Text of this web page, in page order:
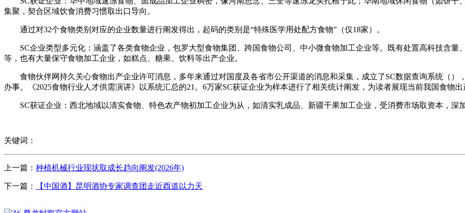
集聚，契合区域饮食消费习惯取出口导向。
通过对32个食物类别对应的企业数量进行阐发得出，起码的类别是“特殊医学用处配方食物”（仅18家）。
SC企业类型多元化：涵盖了各类食物企业，包罗大型食物集团、跨国食物公司、中小微食物加工企业等。既有处置高科技含量
等，也有大量保守食物加工企业，如糕点、糖果、饮料等出产企业。
食物伙伴网持久关心食物出产企业许可消息，多年来通过对国度及各省市公开渠道的消息和采集，成立了SC数据查询系统（）
办事。《2025食物行业人才供需演讲》以系统汇总的21。6万家SC获证企业为样本进行了相关统计阐发，为读者展现当前我国食物出
SC获证企业：西北地域以清实食物、特色农产物初加工企业为从，如清实乳成品、新疆干果加工企业，受消费市场取资本，深
关键词：
上一篇： 种植机械行业现状取成长趋向阐发(2026年)
下一篇： 【中国酒】昆明酒协专家调查团走近酉道以力天